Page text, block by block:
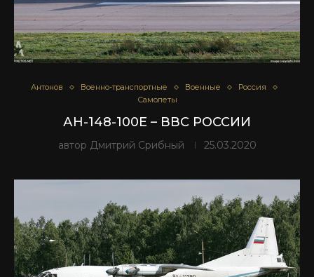
Антонов Военно-транспортные Военные
Россия
Самолеты
АН-148-100Е – ВВС РОССИИ
автор Дмитрий Срибный 25.03.2020